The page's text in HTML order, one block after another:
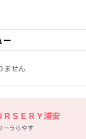
ー
ません
ＲＳＥＲＹ浦安
ーうらやす